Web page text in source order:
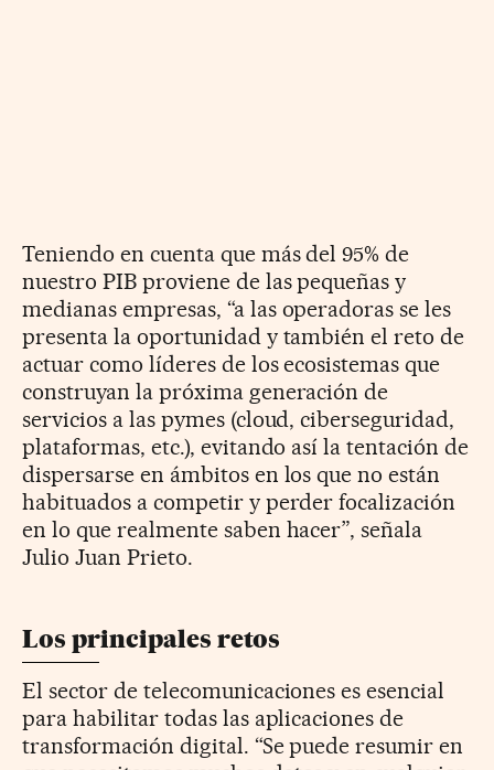
Teniendo en cuenta que más del 95% de
nuestro PIB proviene de las pequeñas y
medianas empresas, “a las operadoras se les
presenta la oportunidad y también el reto de
actuar como líderes de los ecosistemas que
construyan la próxima generación de
servicios a las pymes (cloud, ciberseguridad,
plataformas, etc.), evitando así la tentación de
dispersarse en ámbitos en los que no están
habituados a competir y perder focalización
en lo que realmente saben hacer”, señala
Julio Juan Prieto.
Los principales retos
El sector de telecomunicaciones es esencial
para habilitar todas las aplicaciones de
transformación digital. “Se puede resumir en